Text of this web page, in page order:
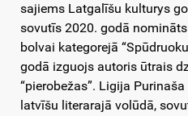
sajiems Latgalīšu kulturys
sovutīs 2020. godā
bolvai kategorejā
godā izguojs autoris ūtrais
“pierobežas”. Ligija
latvīšu literarajā volūdā,